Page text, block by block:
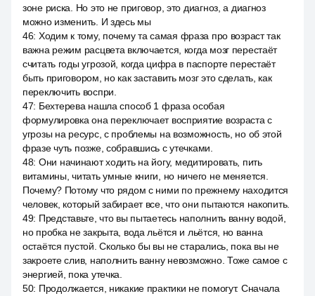
зоне риска. Но это не приговор, это диагноз, а диагноз
можно изменить. И здесь мы
46: Ходим к тому, почему та самая фраза про возраст так
важна режим расцвета включается, когда мозг перестаёт
считать годы угрозой, когда цифра в паспорте перестаёт
быть приговором, но как заставить мозг это сделать, как
переключить воспри.
47: Бехтерева нашла способ 1 фраза особая
формулировка она переключает восприятие возраста с
угрозы на ресурс, с проблемы на возможность, но об этой
фразе чуть позже, собравшись с утечками.
48: Они начинают ходить на йогу, медитировать, пить
витамины, читать умные книги, но ничего не меняется.
Почему? Потому что рядом с ними по прежнему находится
человек, который забирает все, что они пытаются накопить.
49: Представьте, что вы пытаетесь наполнить ванну водой,
но пробка не закрыта, вода льётся и льётся, но ванна
остаётся пустой. Сколько бы вы не старались, пока вы не
закроете слив, наполнить ванну невозможно. Тоже самое с
энергией, пока утечка.
50: Продолжается, никакие практики не помогут. Сначала